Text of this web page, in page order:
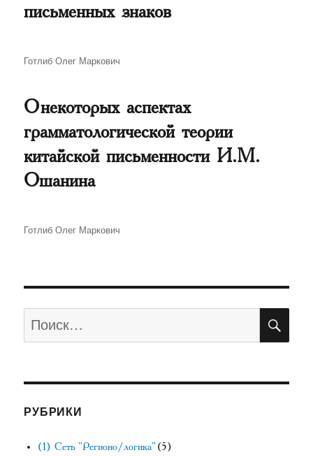
письменных знаков
Автор
Готлиб Олег Маркович
О некоторых аспектах
грамматологической теории
китайской письменности И.М.
Ошанина
Автор
Готлиб Олег Маркович
РУБРИКИ
(1) Сеть "Регионо/логика"(5)